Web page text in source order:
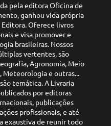
pela editora Oficina de
ganhou vida própria
Oferece livros
e visa promover e
brasileiras. Nossos
vertentes, são
Agronomia, Meio
e outras...
temática. A Livraria
por editoras
publicações
profissionais, e até
exaustiva de reunir todo